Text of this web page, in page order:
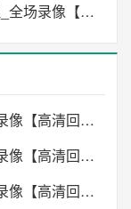
2026年05月16日 利物浦VS阿斯顿维拉_全场录像【高清回放】
2026年06月14日 尼克斯VS马刺_全场录像【高清回放】
2026年06月11日 马刺VS尼克斯_全场录像【高清回放】
2026年06月09日 马刺VS尼克斯_全场录像【高清回放】